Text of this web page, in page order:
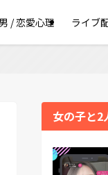
/ 恋愛心理 ライブ
女の子と2